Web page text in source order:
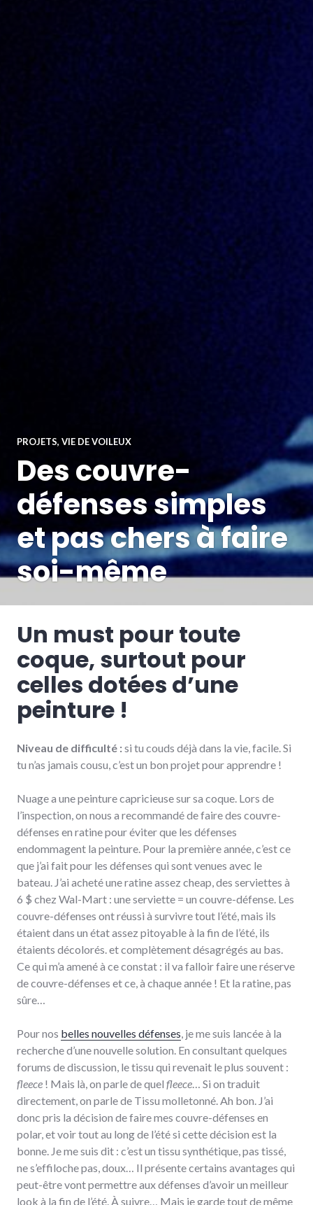
PROJETS, VIE DE VOILEUX
Des couvre-
défenses simples
et pas chers à faire
soi-même
Un must pour toute
coque, surtout pour
celles dotées d’une
peinture !
Niveau de difficulté :si tu couds déjà dans la vie, facile. Si
tu n’as jamais cousu, c’est un bon projet pour apprendre­­ !
Nuage a une peinture capricieuse sur sa coque. Lors de
l’inspection, on nous a recommandé de faire des couvre-
défenses en ratine pour éviter que les défenses
endommagent la peinture. Pour la première année, c’est ce
que j’ai fait pour les défenses qui sont venues avec le
bateau. J’ai acheté une ratine assez cheap, des serviettes à
6­ $ chez Wal-Mart : une serviette = un couvre-défense. Les
couvre-défenses ont réussi à survivre tout l’été, mais ils
étaient dans un état assez pitoyable à la fin de l’été, ils
étaients décolorés. et complètement désagrégés au bas.
Ce qui m’a amené à ce constat : il va falloir faire une réserve
de couvre-défenses et ce, à chaque année­­ ! Et la ratine, pas
sûre…
Pour nos belles nouvelles défenses , je me suis lancée à la
recherche d’une nouvelle solution. En consultant quelques
forums de discussion, le tissu qui revenait le plus souvent­ :
fleece ! Mais là, on parle de quel fleece … Si on traduit
directement, on parle de Tissu molletonné. Ah bon. J’ai
donc pris la décision de faire mes couvre-défenses en
polar, et voir tout au long de l’été si cette décision est la
bonne. Je me suis dit­ : c’est un tissu synthétique, pas tissé,
ne s’effiloche pas, doux… Il présente certains avantages qui
peut-être vont permettre aux défenses d’avoir un meilleur
look à la fin de l’été. À suivre… Mais je garde tout de même